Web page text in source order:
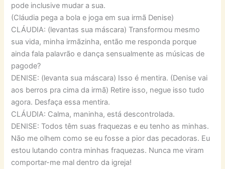
pode inclusive mudar a sua.
(Cláudia pega a bola e joga em sua irmã Denise)
CLÁUDIA: (levantas sua máscara) Transformou mesmo
sua vida, minha irmãzinha, então me responda porque
ainda fala palavrão e dança sensualmente as músicas de
pagode?
DENISE: (levanta sua máscara) Isso é mentira. (Denise vai
aos berros pra cima da irmã) Retire isso, negue isso tudo
agora. Desfaça essa mentira.
CLÁUDIA: Calma, maninha, está descontrolada.
DENISE: Todos têm suas fraquezas e eu tenho as minhas.
Não me olhem como se eu fosse a pior das pecadoras. Eu
estou lutando contra minhas fraquezas. Nunca me viram
comportar-me mal dentro da igreja!